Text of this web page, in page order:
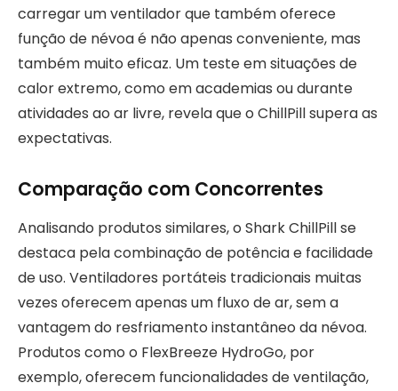
carregar um ventilador que também oferece
função de névoa é não apenas conveniente, mas
também muito eficaz. Um teste em situações de
calor extremo, como em academias ou durante
atividades ao ar livre, revela que o ChillPill supera as
expectativas.
Comparação com Concorrentes
Analisando produtos similares, o Shark ChillPill se
destaca pela combinação de potência e facilidade
de uso. Ventiladores portáteis tradicionais muitas
vezes oferecem apenas um fluxo de ar, sem a
vantagem do resfriamento instantâneo da névoa.
Produtos como o FlexBreeze HydroGo, por
exemplo, oferecem funcionalidades de ventilação,